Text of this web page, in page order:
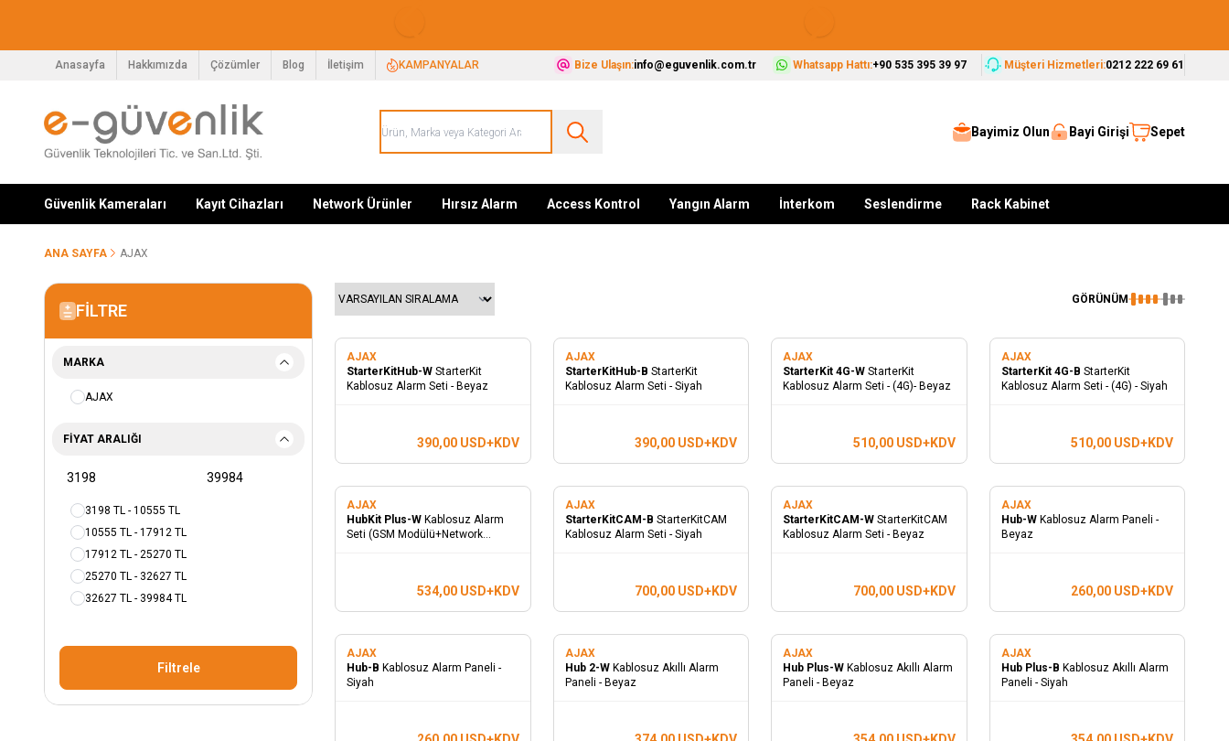
Anasayfa Hakkımızda Çözümler Blog İletişim KAMPANYALAR Bize Ulaşın:info@eguvenlik.com.tr Whatsapp Hattı:+90 535 395 39 97 Müşteri Hizmetleri:0212 222 69 61
Bayimiz Olun Bayi Girişi Sepet
Güvenlik Kameraları Kayıt Cihazları Network Ürünler Hırsız Alarm Access Kontrol Yangın Alarm İnterkom Seslendirme Rack Kabinet
ANA SAYFA AJAX
FILTRE
MARKA
AJAX
FIYAT ARALIĞI
3198 TL - 10555 TL
10555 TL - 17912 TL
17912 TL - 25270 TL
25270 TL - 32627 TL
32627 TL - 39984 TL
Filtrele
GÖRÜNÜM
AJAX
StarterKitHub-W StarterKit
Kablosuz Alarm Seti - Beyaz
390,00USD+KDV
AJAX
StarterKitHub-B StarterKit
Kablosuz Alarm Seti - Siyah
390,00 USD+KDV
Yeni
AJAX
StarterKit 4G-W StarterKit
Kablosuz Alarm Seti - (4G)- Beyaz
510,00USD+KDV
Yeni
AJAX
StarterKit 4G-B StarterKit
Kablosuz Alarm Seti - (4G) - Siyah
510,00 USD+KDV
AJAX
HubKit Plus-W Kablosuz Alarm
Seti (GSM Modülü+Network
534,00USD+KDV
AJAX
StarterKitCAM-B StarterKitCAM
Kablosuz Alarm Seti - Siyah
700,00 USD+KDV
AJAX
StarterKitCAM-W StarterKitCAM
Kablosuz Alarm Seti - Beyaz
700,00USD+KDV
AJAX
Hub-W Kablosuz Alarm Paneli -
Beyaz
260,00 USD+KDV
AJAX
Hub-B Kablosuz Alarm Paneli -
Siyah
AJAX
Hub 2-W Kablosuz Akıllı Alarm
Paneli - Beyaz
AJAX
Hub Plus-W Kablosuz Akıllı Alarm
Paneli - Beyaz
AJAX
Hub Plus-B Kablosuz Akıllı Alarm
Paneli - Siyah